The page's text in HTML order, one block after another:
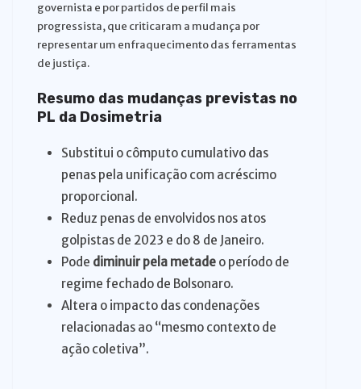
governista e por partidos de perfil mais
progressista, que criticaram a mudança por
representar um enfraquecimento das ferramentas
de justiça.
Resumo das mudanças previstas no
PL da Dosimetria
Substitui o cômputo cumulativo das
penas pela unificação com acréscimo
proporcional.
Reduz penas de envolvidos nos atos
golpistas de 2023 e do 8 de Janeiro.
Pode diminuir pela metade o período de
regime fechado de Bolsonaro.
Altera o impacto das condenações
relacionadas ao “mesmo contexto de
ação coletiva”.